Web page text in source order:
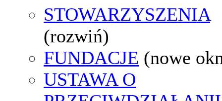
STOWARZYSZENIA
(rozwiń)
FUNDACJE (nowe
USTAWA O